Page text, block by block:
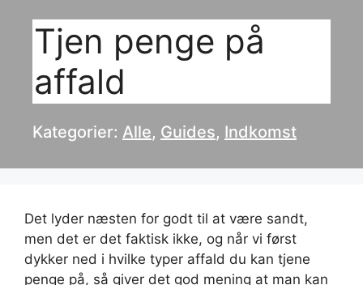
Tjen penge på
affald
Kategorier: Alle, Guides, Indkomst
Det lyder næsten for godt til at være sandt,
men det er det faktisk ikke, og når vi først
dykker ned i hvilke typer affald du kan tjene
penge på, så giver det god mening at man kan